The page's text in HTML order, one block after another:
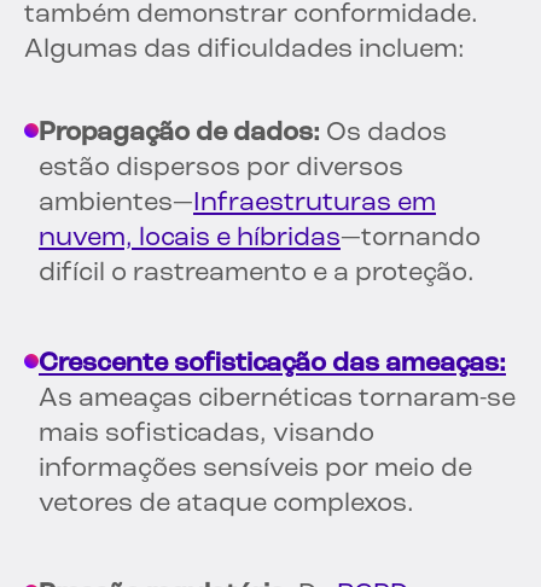
também demonstrar conformidade.
Algumas das dificuldades incluem:
Propagação de dados: Os dados
estão dispersos por diversos
ambientes—Infraestruturas em
nuvem, locais e híbridas—tornando
difícil o rastreamento e a proteção.
Crescente sofisticação das ameaças:
As ameaças cibernéticas tornaram-se
mais sofisticadas, visando
informações sensíveis por meio de
vetores de ataque complexos.